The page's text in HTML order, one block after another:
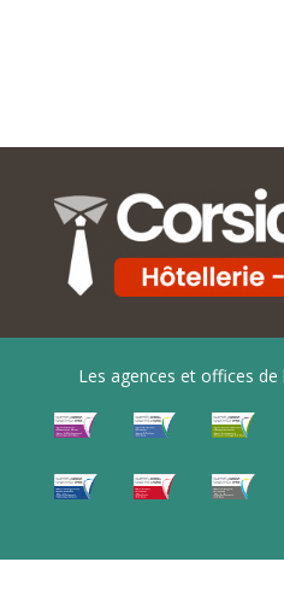
Les agences et offices